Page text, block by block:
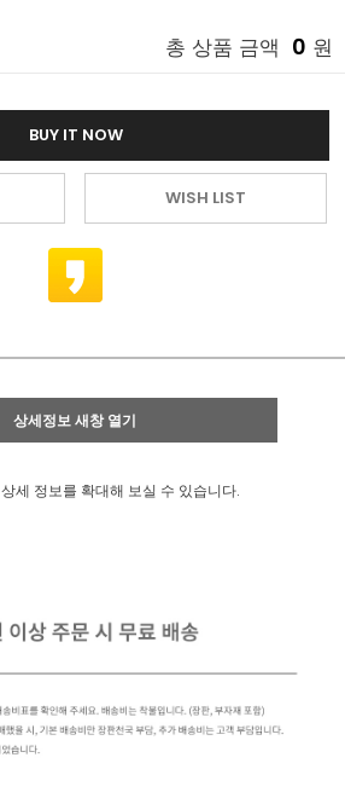
총 상품 금액 0 원
BUY IT NOW
WISH LIST
상세정보 새창 열기
상세 정보를 확대해 보실 수 있습니다.